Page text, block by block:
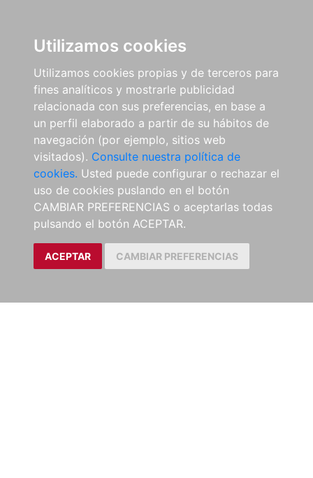
Utilizamos cookies
Utilizamos cookies propias y de terceros para
fines analíticos y mostrarle publicidad
relacionada con sus preferencias, en base a
un perfil elaborado a partir de su hábitos de
navegación (por ejemplo, sitios web
visitados). Consulte nuestra política de
cookies. Usted puede configurar o rechazar el
uso de cookies puslando en el botón
CAMBIAR PREFERENCIAS o aceptarlas todas
pulsando el botón ACEPTAR.
ACEPTAR CAMBIAR PREFERENCIAS